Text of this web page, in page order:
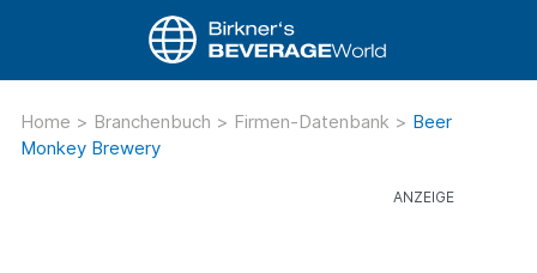
Home > Branchenbuch > Firmen-Datenbank > Beer
Monkey Brewery